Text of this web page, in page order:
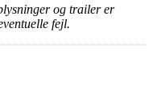
og trailer er
fejl.